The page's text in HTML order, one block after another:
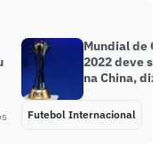
Mundial de
2022 deve
na China, diz
Futebol Internacional